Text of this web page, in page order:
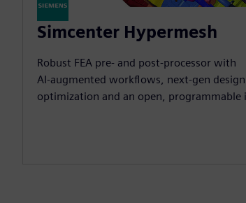
Simcenter Hypermesh
Robust FEA pre‑ and post‑processor with
AI‑augmented workflows, next‑gen
optimization and an open, programmable